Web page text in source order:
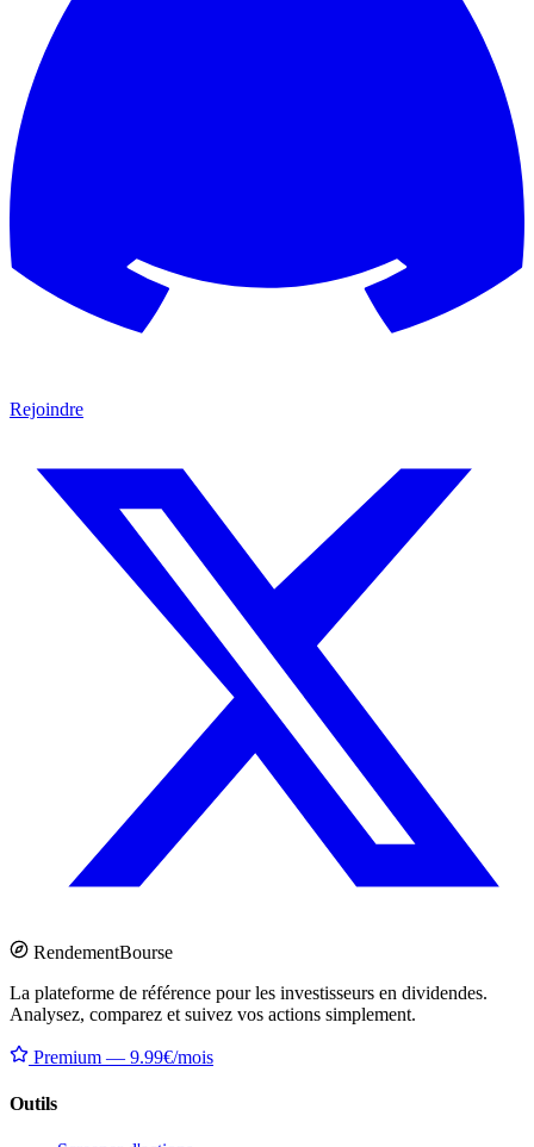
Rejoindre
RendementBourse
La plateforme de référence pour les investisseurs en dividendes.
Analysez, comparez et suivez vos actions simplement.
Premium — 9.99€/mois
Outils